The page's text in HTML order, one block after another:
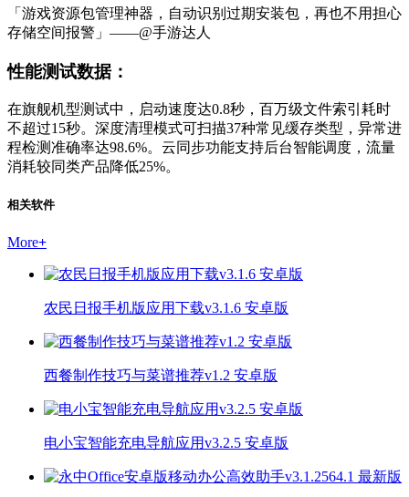
「游戏资源包管理神器，自动识别过期安装包，再也不用担心
存储空间报警」——@手游达人
性能测试数据：
在旗舰机型测试中，启动速度达0.8秒，百万级文件索引耗时
不超过15秒。深度清理模式可扫描37种常见缓存类型，异常进
程检测准确率达98.6%。云同步功能支持后台智能调度，流量
消耗较同类产品降低25%。
相关软件
More+
农民日报手机版应用下载v3.1.6 安卓版
西餐制作技巧与菜谱推荐v1.2 安卓版
电小宝智能充电导航应用v3.2.5 安卓版